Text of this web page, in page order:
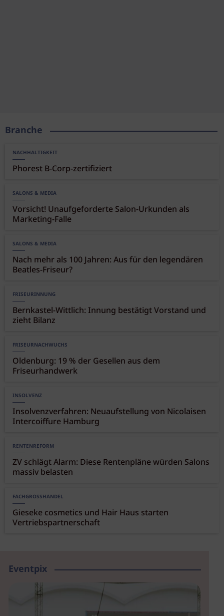
Branche
NACHHALTIGKEIT
Phorest B-Corp-zertifiziert
SALONS & MEDIA
Vorsicht! Unaufgeforderte Salon-Urkunden als
Marketing-Falle
SALONS & MEDIA
Nach mehr als 100 Jahren: Aus für den legendären
Beatles-Friseur?
FRISEURINNUNG
Bernkastel-Wittlich: Innung bestätigt Vorstand und
zieht Bilanz
FRISEURNACHWUCHS
Oldenburg: 19 % der Gesellen aus dem
Friseurhandwerk
INSOLVENZ
Insolvenzverfahren: Neuaufstellung von Nicolaisen
Intercoiffure Hamburg
RENTENREFORM
ZV schlägt Alarm: Diese Rentenpläne würden Salons
massiv belasten
FACHGROSSHANDEL
Gieseke cosmetics und Hair Haus starten
Vertriebspartnerschaft
Eventpix